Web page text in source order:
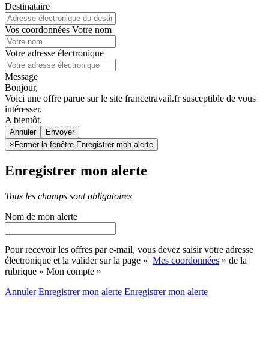
Destinataire
Vos coordonnées Votre nom
Votre adresse électronique
Message
Bonjour,
Voici une offre parue sur le site francetravail.fr susceptible de vous
intéresser.
A bientôt.
Annuler
× Fermer la fenêtre Enregistrer mon alerte
Enregistrer mon alerte
Tous les champs sont obligatoires
Nom de mon alerte
Pour recevoir les offres par e-mail, vous devez saisir votre adresse
électronique et la valider sur la page « Mes coordonnées » de la
rubrique « Mon compte »
AnnulerEnregistrer mon alerte Enregistrermon alerte